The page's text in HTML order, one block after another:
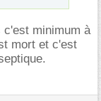
c'est minimum à
mort et c'est